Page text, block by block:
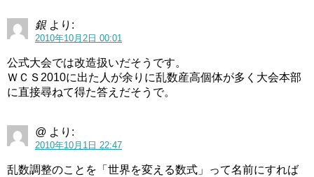
銀 より:
2010年10月2日 00:01
公式大会では改造扱いだそうです。
ＷＣＳ2010に出た人が余りに乱数産高個体が多く大会本部
に直接尋ねて得た答えだそうで。
@ より:
2010年10月1日 22:47
乱数調整のことを「世界を変える数式」って名前にすれば